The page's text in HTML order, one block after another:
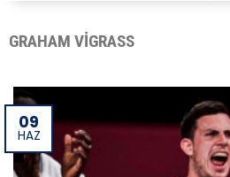
GRAHAM VIGRASS
09
HAZ